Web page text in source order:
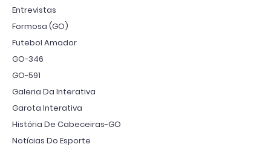
Entrevistas
Formosa (GO)
Futebol Amador
GO-346
GO-591
Galeria Da Interativa
Garota Interativa
História De Cabeceiras-GO
Notícias Do Esporte